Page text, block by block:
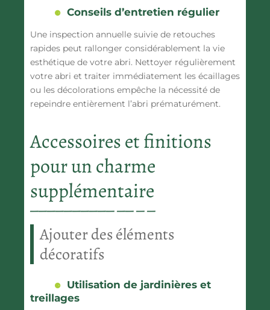
Conseils d’entretien régulier
Une inspection annuelle suivie de retouches
rapides peut rallonger considérablement la vie
esthétique de votre abri. Nettoyer régulièrement
votre abri et traiter immédiatement les écaillages
ou les décolorations empêche la nécessité de
repeindre entièrement l’abri prématurément.
Accessoires et finitions
pour un charme
supplémentaire
Ajouter des éléments
décoratifs
Utilisation de jardinières et
treillages